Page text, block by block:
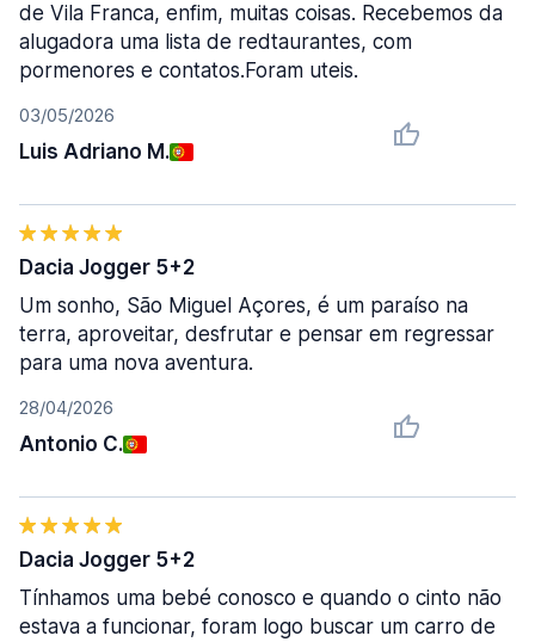
03/05/2026
Luis Adriano M.
de Vila Franca, enfim, muitas coisas. Recebemos da
alugadora uma lista de redtaurantes, com
pormenores e contatos.Foram uteis.
28/04/2026
Antonio C.
Dacia Jogger 5+2
Um sonho, São Miguel Açores, é um paraíso na
terra, aproveitar, desfrutar e pensar em regressar
para uma nova aventura.
Dacia Jogger 5+2
Tínhamos uma bebé conosco e quando o cinto não
estava a funcionar, foram logo buscar um carro de